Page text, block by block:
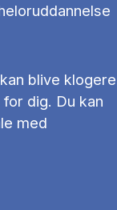
blive klogere
dig. Du kan
med